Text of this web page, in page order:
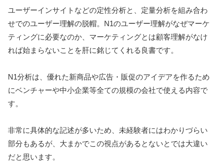
ユーザーインサイトなどの定性分析と、定量分析を組み合わ
せでのユーザー理解の脱帽。N1のユーザー理解がなぜマーケ
ティングに必要なのか、マーケティングとは顧客理解がなけ
れば始まらないことを肝に銘じてくれる良書です。
N1分析は、優れた新商品や広告・販促のアイデアを作るため
にベンチャーや中小企業等全ての規模の会社で使える内容で
す。
非常に具体的な記述が多いため、未経験者にはわかりづらい
部分もあるが、大まかでこの視点があるとないとでは大違い
だと思います。